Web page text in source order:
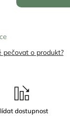
pečovat o produkt?